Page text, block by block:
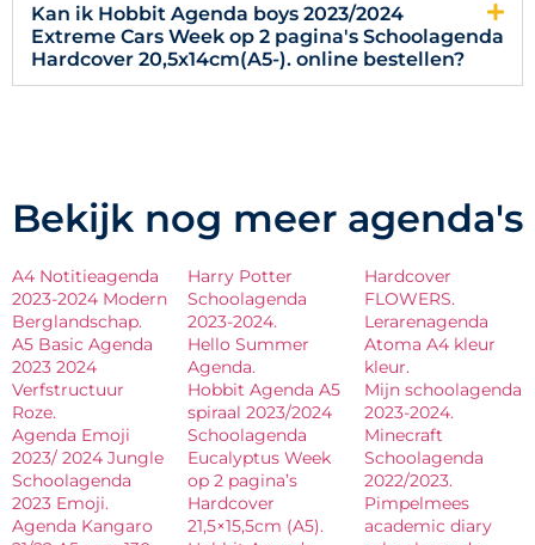
Kan ik Hobbit Agenda boys 2023/2024
Extreme Cars Week op 2 pagina's Schoolagenda
Hardcover 20,5x14cm(A5-). online bestellen?
Bekijk nog meer agenda's
A4 Notitieagenda
2023-2024 Modern
Berglandschap.
A5 Basic Agenda
2023 2024
Verfstructuur
Roze.
Agenda Emoji
2023/ 2024 Jungle
Schoolagenda
2023 Emoji.
Agenda Kangaro
Harry Potter
Schoolagenda
2023-2024.
Hello Summer
Agenda.
Hobbit Agenda A5
spiraal 2023/2024
Schoolagenda
Eucalyptus Week
op 2 pagina’s
Hardcover
21,5×15,5cm (A5).
Hardcover
FLOWERS.
Lerarenagenda
Atoma A4 kleur
kleur.
Mijn schoolagenda
2023-2024.
Minecraft
Schoolagenda
2022/2023.
Pimpelmees
academic diary